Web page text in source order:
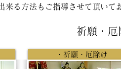
来る方法もご指導させて頂い
祈願・
・祈願・厄除け